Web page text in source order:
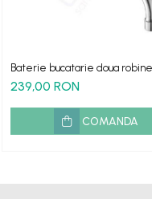
Baterie bucatarie doua
Stilo - montare perete
239,00 RON
COMANDA